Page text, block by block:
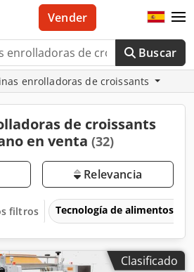
Buscar
Vender
enrolladoras de croissants
de croissants
en venta (32)
Relevancia
filtros Tecnología de alimentos
Clasificado